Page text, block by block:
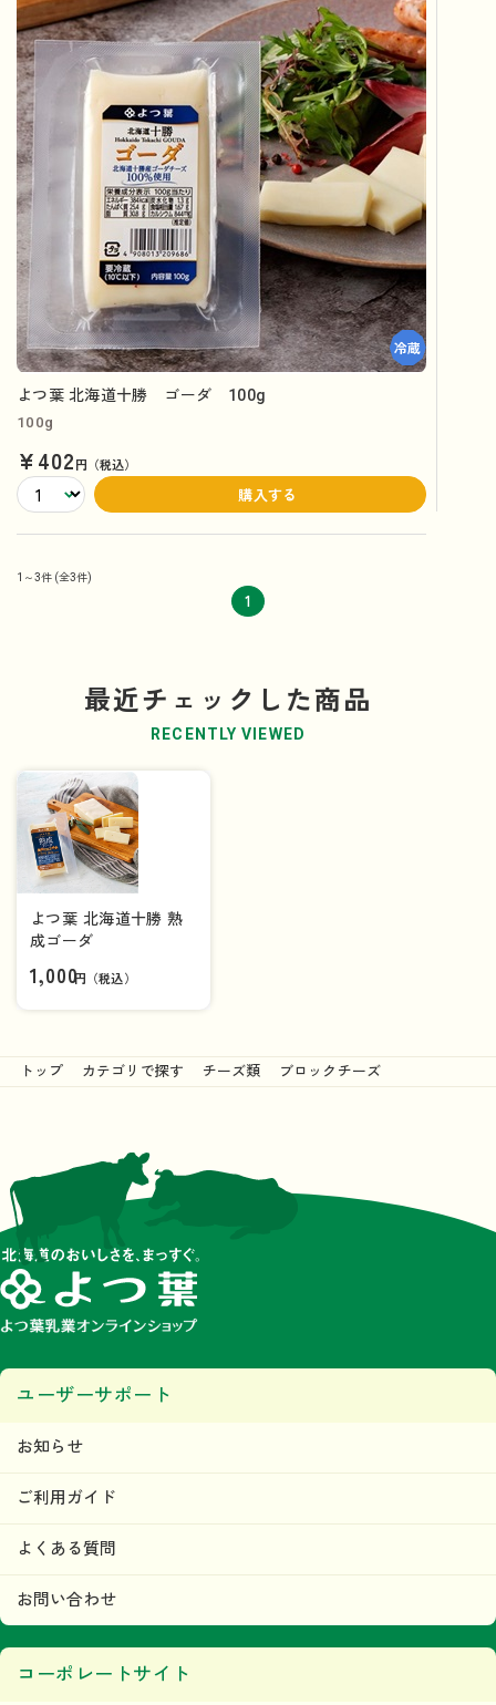
よつ葉 北海道十勝 ゴーダ 100g
100g
¥402円（税込）
購入する
1～3件 (全3件)
1
最近チェックした商品
RECENTLY VIEWED
よつ葉 北海道十勝 熟
成ゴーダ
1,000円（税込）
トップ カテゴリで探す チーズ類 ブロックチーズ
ユーザーサポート
お知らせ
ご利用ガイド
よくある質問
お問い合わせ
コーポレートサイト